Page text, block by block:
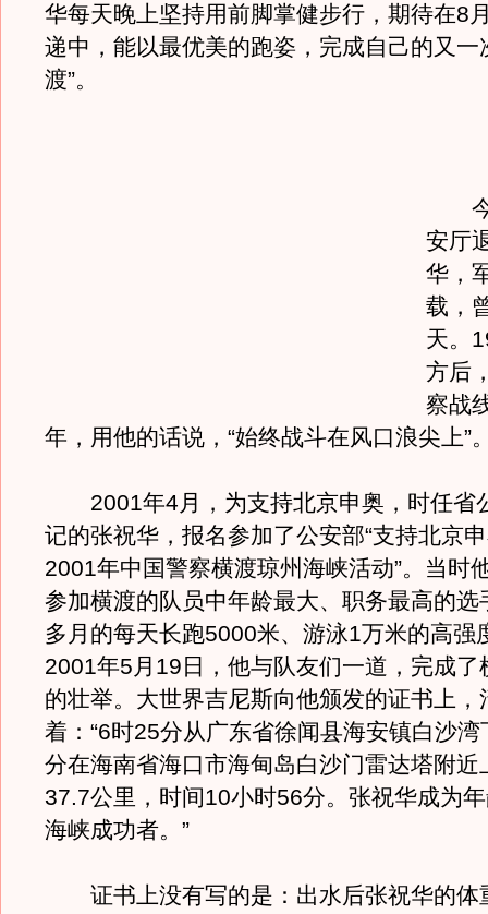
华每天晚上坚持用前脚掌健步行，期待在8
递中，能以最优美的跑姿，完成自己的又一
渡”。
今
安厅
华，
载，
天。
方后
察战
年，用他的话说，“始终战斗在风口浪尖上”
2001年4月，为支持北京申奥，时任省
记的张祝华，报名参加了公安部“支持北
2001年中国警察横渡琼州海峡活动”。当时
参加横渡的队员中年龄最大、职务最高的选
多月的每天长跑5000米、游泳1万米的高强
2001年5月19日，他与队友们一道，完成了
的壮举。大世界吉尼斯向他颁发的证书上，
着：“6时25分从广东省徐闻县海安镇白沙
分在海南省海口市海甸岛白沙门雷达塔附近
37.7公里，时间10小时56分。张祝华成为
海峡成功者。”
证书上没有写的是：出水后张祝华的体